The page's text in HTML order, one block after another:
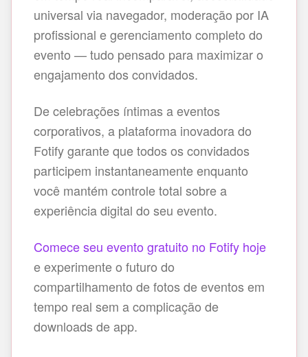
universal via navegador, moderação por IA
profissional e gerenciamento completo do
evento — tudo pensado para maximizar o
engajamento dos convidados.
De celebrações íntimas a eventos
corporativos, a plataforma inovadora do
Fotify garante que todos os convidados
participem instantaneamente enquanto
você mantém controle total sobre a
experiência digital do seu evento.
Comece seu evento gratuito no Fotify hoje
e experimente o futuro do
compartilhamento de fotos de eventos em
tempo real sem a complicação de
downloads de app.